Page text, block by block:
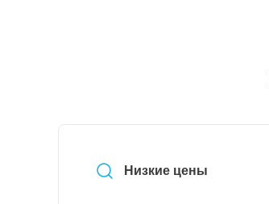
Низкие цены